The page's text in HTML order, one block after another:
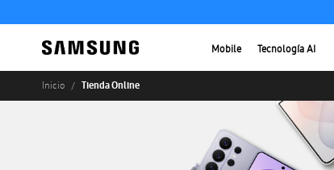
Mobile Tecnología AI
Inicio Tienda Online